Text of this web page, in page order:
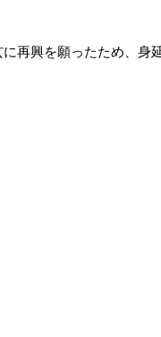
再興を願ったため、身